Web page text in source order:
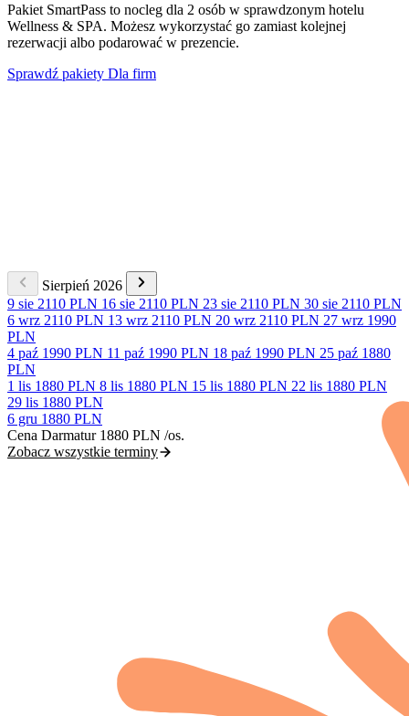
Pakiet SmartPass to nocleg dla 2 osób w sprawdzonym hotelu
Wellness & SPA. Możesz wykorzystać go zamiast kolejnej
rezerwacji albo podarować w prezencie.
Sprawdź pakiety Dla firm
Sierpień 2026
9 sie 2110 PLN 16 sie 2110 PLN 23 sie 2110 PLN 30 sie 2110 PLN
6 wrz 2110 PLN 13 wrz 2110 PLN 20 wrz 2110 PLN 27 wrz 1990
PLN
4 paź 1990 PLN 11 paź 1990 PLN 18 paź 1990 PLN 25 paź 1880
PLN
1 lis 1880 PLN 8 lis 1880 PLN 15 lis 1880 PLN 22 lis 1880 PLN
29 lis 1880 PLN
6 gru 1880 PLN
Cena Darmatur 1880 PLN /os.
Zobacz wszystkie terminy